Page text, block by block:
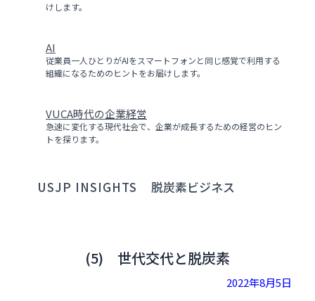
けします。
AI
従業員一人ひとりがAIをスマートフォンと同じ感覚で利用する
組織になるためのヒントをお届けします。
VUCA時代の企業経営
急速に変化する現代社会で、企業が成長するための経営のヒン
トを探ります。
USJP INSIGHTS 脱炭素ビジネス
(5) 世代交代と脱炭素
2022年8月5日